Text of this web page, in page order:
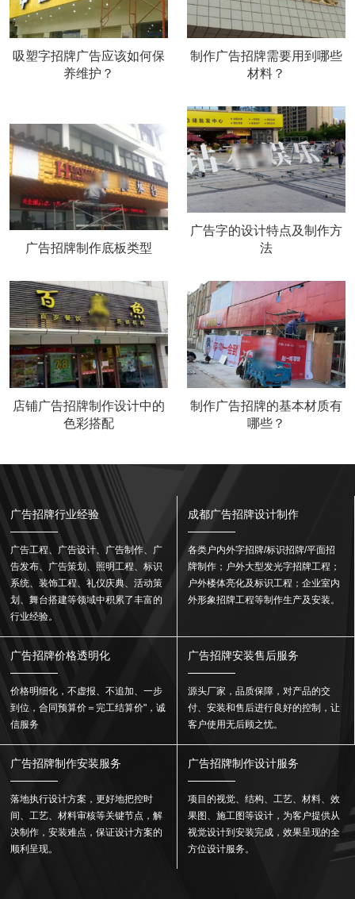
吸塑字招牌广告应该如何保
养维护？
制作广告招牌需要用到哪些
材料？
广告招牌制作底板类型
广告字的设计特点及制作方
法
店铺广告招牌制作设计中的
色彩搭配
制作广告招牌的基本材质有
哪些？
广告招牌行业经验
广告工程、广告设计、广告制作、广
告发布、广告策划、照明工程、标识
系统、装饰工程、礼仪庆典、活动策
划、舞台搭建等领域中积累了丰富的
行业经验。
成都广告招牌设计制作
各类户内外字招牌/标识招牌/平面招
牌制作；户外大型发光字招牌工程；
户外楼体亮化及标识工程；企业室内
外形象招牌工程等制作生产及安装。
广告招牌价格透明化
价格明细化，不虚报、不追加、一步
到位，合同预算价＝完工结算价"，诚
信服务
广告招牌安装售后服务
源头厂家，品质保障，对产品的交
付、安装和售后进行良好的控制，让
客户使用无后顾之忧。
广告招牌制作安装服务
落地执行设计方案，更好地把控时
间、工艺、材料审核等关键节点，解
决制作，安装难点，保证设计方案的
顺利呈现。
广告招牌制作设计服务
项目的视觉、结构、工艺、材料、效
果图、施工图等设计，为客户提供从
视觉设计到安装完成，效果呈现的全
方位设计服务。